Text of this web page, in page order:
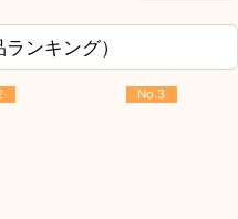
ンキング）
No.3